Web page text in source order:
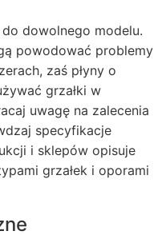
do dowolnego modelu.
powodować problemy
zaś płyny o
grzałki w
uwagę na zalecenia
specyfikacje
i sklepów opisuje
grzałek i oporami